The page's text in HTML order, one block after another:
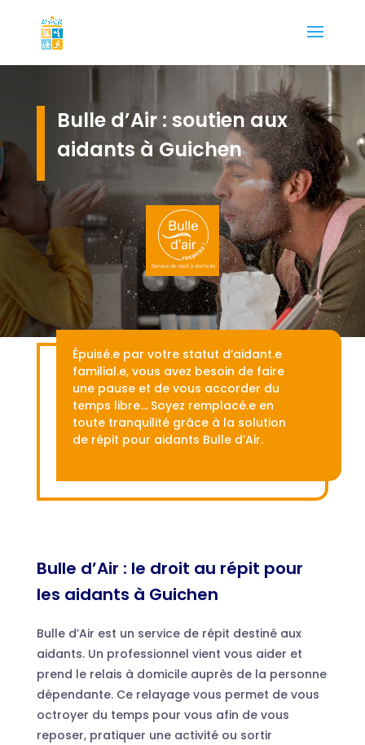
Bulle d’Air : soutien aux
aidants à Guichen
Épuisé.e par votre statut d’aidant.e
familial.e, vous avez besoin de faire
une pause et de vous accorder du
temps libre… Soyez remplacé.e en
toute tranquilité grâce à la solution
de répit pour aidants Bulle d’Air.
Bulle d’Air : le droit au répit pour
les aidants à Guichen
Bulle d’Air est un service de répit destiné aux
aidants. Un professionnel vient vous aider et
prend le relais à domicile auprès de la personne
dépendante. Ce relayage vous permet de vous
octroyer du temps pour vous afin de vous
reposer, pratiquer une activité ou sortir